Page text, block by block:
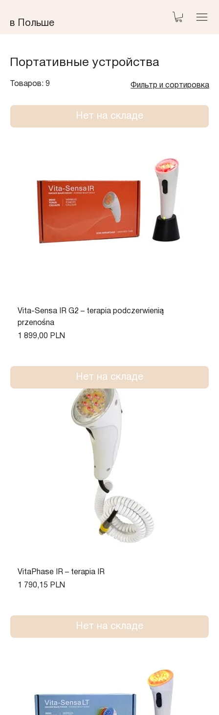
​в Польше
Портативные устройства
Товаров: 9 Фильтр и сортировка
Нет на складе
Vita-Sensa IR G2 – terapia podczerwienią
przenośna
Цена
1 899,00 PLN
Нет на складе
VitaPhase IR – terapia IR
Цена
1 790,15 PLN
Нет на складе